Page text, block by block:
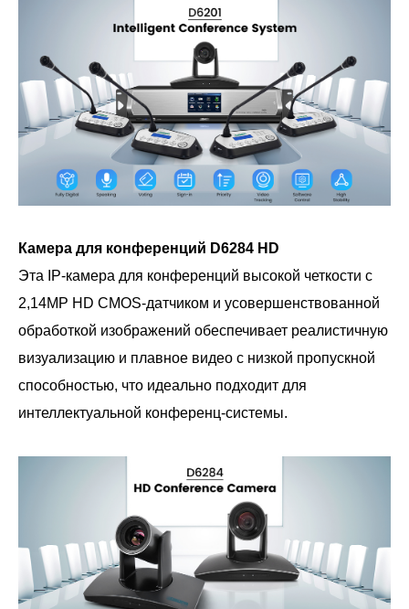
Камера для конференций D6284 HD
Эта IP-камера для конференций высокой четкости с
2,14MP HD CMOS-датчиком и усовершенствованной
обработкой изображений обеспечивает реалистичную
визуализацию и плавное видео с низкой пропускной
способностью, что идеально подходит для
интеллектуальной конференц-системы.